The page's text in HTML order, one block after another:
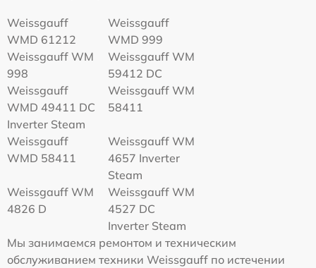
Weissgauff
WMD 61212
Weissgauff
WMD 999
Weissgauff WM
998
Weissgauff WM
59412 DC
Weissgauff
WMD 49411 DC
Inverter Steam
Weissgauff WM
58411
Weissgauff
WMD 58411
Weissgauff WM
4657 Inverter
Steam
Weissgauff WM
4826 D
Weissgauff WM
4527 DC
Inverter Steam
Мы занимаемся ремонтом и техническим
обслуживанием техники Weissgauff по истечении